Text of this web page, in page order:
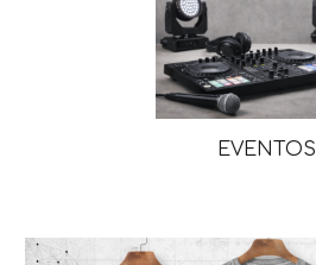
EVENTOS